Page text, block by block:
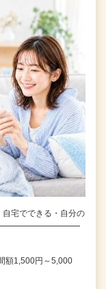
自宅でできる・自分の
額1,500円～5,000